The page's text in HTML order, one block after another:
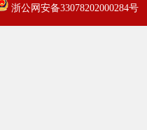
浙公网安备33078202000284号